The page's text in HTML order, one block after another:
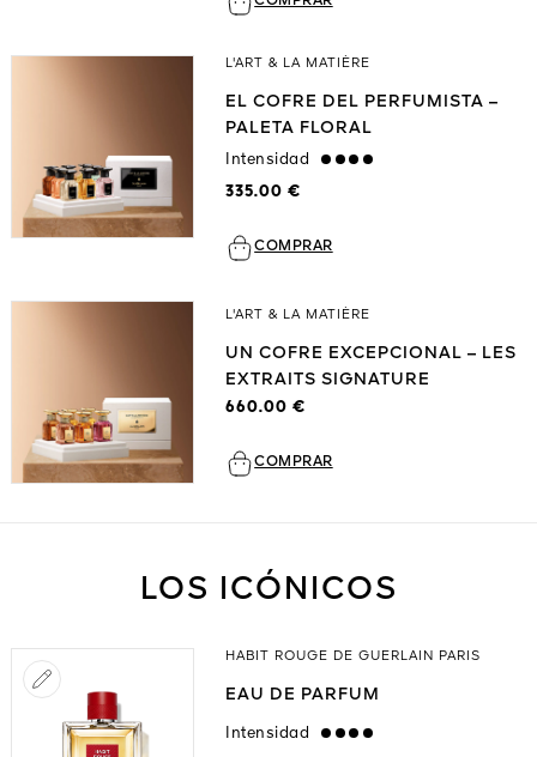
L'ART & LA MATIÈRE
EL COFRE DEL PERFUMISTA –
PALETA FLORAL
Intensidad
strong
335.00 €
COMPRAR
L'ART & LA MATIÈRE
UN COFRE EXCEPCIONAL – LES
EXTRAITS SIGNATURE
660.00 €
COMPRAR
LOS ICÓNICOS
HABIT ROUGE DE GUERLAIN PARIS
EAU DE PARFUM
Intensidad strong